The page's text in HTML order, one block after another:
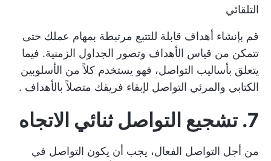
التلقائي
قم بإنشاء أهداف قابلة للتتبع مرتبطة بمهام عملك حتى
تتمكن من قياس الأهداف وتصور الجداول الزمنية. فيما
يتعلق بأساليب التواصل، فهو يستخدم كلاً من الأسلوبين
الكتابي والمرئي التواصل لإبقاء فريقك متصلاً بالأهداف .
7. تشجيع التواصل ثنائي الاتجاه
من أجل التواصل الفعال، يجب أن يكون التواصل في